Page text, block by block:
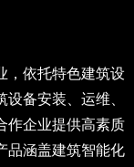
，依托特色建筑设
备安装、运维、
作企业提供高素质
品涵盖建筑智能化